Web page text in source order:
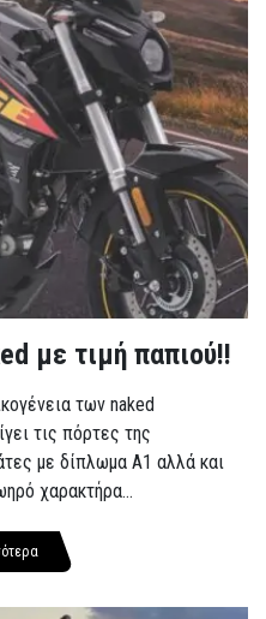
με τιμή παπιού!!
των naked
τις πόρτες της
με δίπλωμα A1 αλλά και
χαρακτήρα...